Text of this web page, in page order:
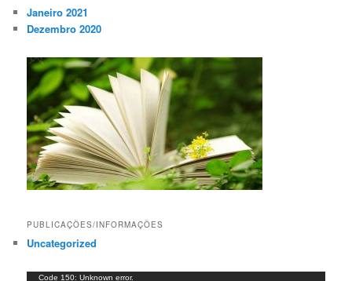
Janeiro 2021
Dezembro 2020
PUBLICAÇÕES/INFORMAÇÕES
Uncategorized
Code 150: Unknown error.